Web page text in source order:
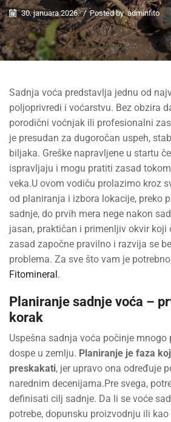
30. januara 2026. / Posted by adminfito
Sadnja voća predstavlja jednu od
poljoprivredi i voćarstvu. Bez obzira
porodični voćnjak ili profesionalni
je presudan za dugoročan uspeh,
biljaka. Greške napravljene u startu
ispravljaju i mogu pratiti zasad
veka.U ovom vodiču prolazimo kroz
od planiranja i izbora lokacije, preko
sadnje, do prvih mera nege nakon
jasan, praktičan i primenljiv okvir koji
zasad započne pravilno i razvija se
problema. Za sve što vam je
Fitomineral.
Planiranje sadnje voća –
korak
Uspešna sadnja voća počinje mnogo
dospe u zemlju. Planiranje je faza
preskakati, jer upravo ona određuje
narednim decenijama.Pre svega,
definisati cilj sadnje. Da li se voće
potrebe, dopunsku proizvodnju ili